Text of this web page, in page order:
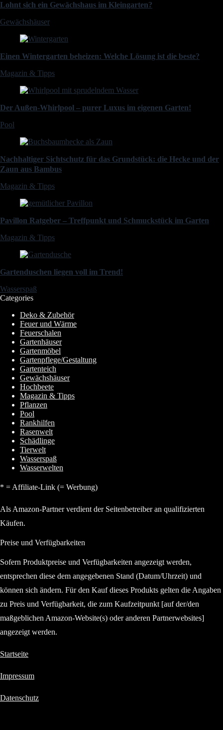
Lohnt sich ein Gewächshaus im Kleingarten?
Gewächshäuser
Einen Wintergarten beheizen: Welche Lösung ist die beste?
Magazin & Tipps
Der Außen-Whirlpool – purer Luxus im eigenen Garten!
Pool
Nachhaltiger Sichtschutz für das Grundstück: die Hecke und der
Zaun aus Bambus
Magazin & Tipps
Pavillon Ratgeber – Treffpunkt und Schmuckstück im Garten
Magazin & Tipps
Gartenduschen liegen voll im Trend!
Wasserspaß
Categories
Deko & Zubehör
Feuer und Wärme
Feuerschalen
Gartenhäuser
Gartenmöbel
Gartenpflege/Gestaltung
Gartenteich
Gewächshäuser
Hochbeete
Magazin & Tipps
Pflanzen
Pool
Rankhilfen
Rasenwelt
Schädlinge
Tierwelt
Wasserspaß
Wasserwelten
* = Affiliate-Link (= Werbung)
Als Amazon-Partner verdient der Seitenbetreiber an qualifizierten
Käufen.
Preise und Verfügbarkeiten
Sofern Produktpreise und Verfügbarkeiten angezeigt werden,
entsprechen diese dem angegebenen Stand (Datum/Uhrzeit) und
können sich ändern. Für den Kauf dieses Produkts gelten die Angaben
zu Preis und Verfügbarkeit, die zum Kaufzeitpunkt [auf der/den
maßgeblichen Amazon-Website(s) oder anderen Partnerwebsites]
angezeigt werden.
Startseite
Impressum
Datenschutz